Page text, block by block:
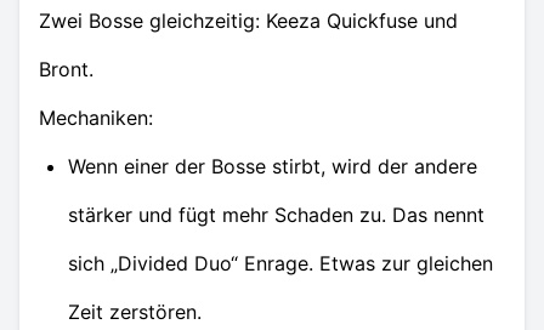
Zwei Bosse gleichzeitig: Keeza Quickfuse und
Bront.
Mechaniken:
Wenn einer der Bosse stirbt, wird der andere
stärker und fügt mehr Schaden zu. Das nennt
sich „Divided Duo“ Enrage. Etwas zur gleichen
Zeit zerstören.